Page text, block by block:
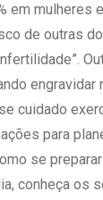
em
de outras
cuidado
para
se
conheça os